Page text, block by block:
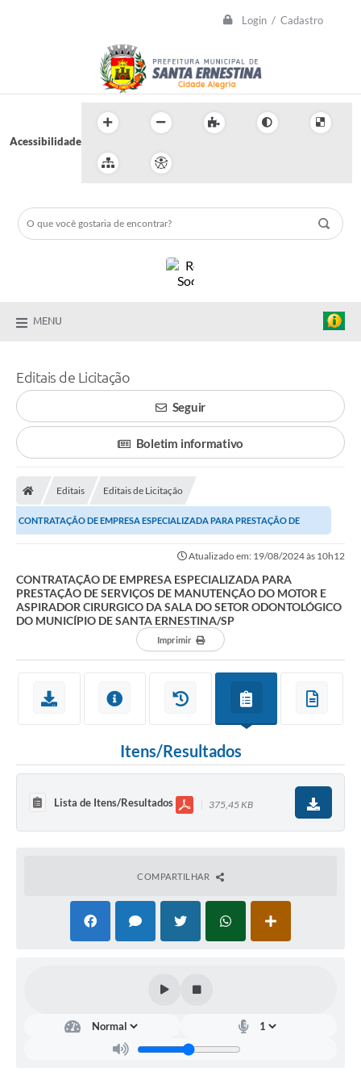
Login / Cadastro
Acessibilidade
MENU
Editais de Licitação
Seguir
Boletim informativo
Editais Editais de Licitação
CONTRATAÇÃO DE EMPRESA ESPECIALIZADA PARA PRESTAÇÃO DE
Atualizado em: 19/08/2024 às 10h12
CONTRATAÇÃO DE EMPRESA ESPECIALIZADA PARA
PRESTAÇÃO DE SERVIÇOS DE MANUTENÇÃO DO MOTOR E
ASPIRADOR CIRURGICO DA SALA DO SETOR ODONTOLÓGICO
DO MUNICÍPIO DE SANTA ERNESTINA/SP
Imprimir
Itens/Resultados
Lista de Itens/Resultados 375,45 KB
COMPARTILHAR